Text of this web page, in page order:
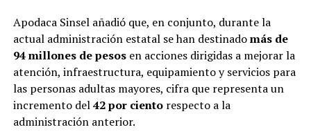
Apodaca Sinsel añadió que, en conjunto, durante la
actual administración estatal se han destinadomás de
94 millones de pesosen acciones dirigidas a mejorar la
atención, infraestructura, equipamiento y servicios para
las personas adultas mayores, cifra que representa un
incremento del42 por cientorespecto a la
administración anterior.